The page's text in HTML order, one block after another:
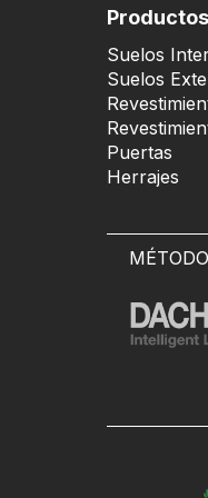
Productos
Suelos
Suelos
Puertas
Herrajes